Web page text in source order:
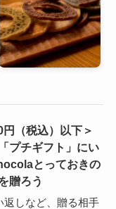
円（税込）以下＞
プチギフト」にい
とっておきの
贈ろう
返しなど、贈る相手